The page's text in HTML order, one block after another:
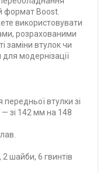
формат Boost.
використовувати
розрахованими
заміни втулок чи
модернізації
передньої втулки зі
зі 142 мм на 148
2 шайби, 6 гвинтів